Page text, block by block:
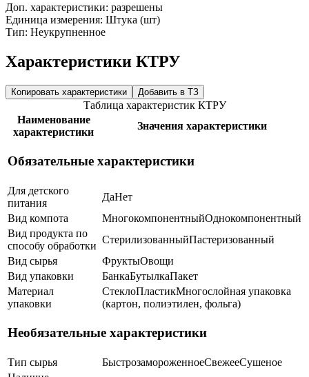
Доп. характеристики: разрешены
Единица измерения: Штука (шт)
Тип: Неукрупненное
Характеристики КТРУ
Копировать характеристики Добавить в ТЗ
Таблица характеристик КТРУ
Наименование
характеристики
Значения характеристики
Обязательные характеристики
Для детского
питания
ДаНет
Вид компота
МногокомпонентныйОднокомпонентный
Вид продукта по
способу обработки
СтерилизованныйПастеризованный
Вид сырья
ФруктыОвощи
Вид упаковки
БанкаБутылкаПакет
Материал
упаковки
СтеклоПластикМногослойная упаковка
(картон, полиэтилен, фольга)
Необязательные характеристики
Тип сырья БыстрозамороженноеСвежееСушеное